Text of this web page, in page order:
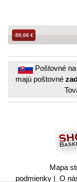
-50,00 €
Poštovné
majú poštovné
Mapa
podmienky | O